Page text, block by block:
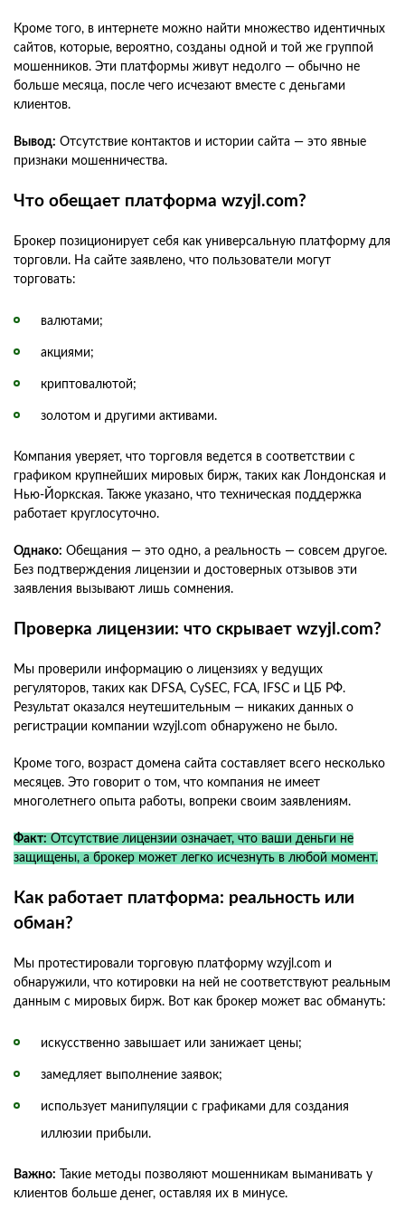
Кроме того, в интернете можно найти множество идентичных
сайтов, которые, вероятно, созданы одной и той же группой
мошенников. Эти платформы живут недолго — обычно не
больше месяца, после чего исчезают вместе с деньгами
клиентов.
Вывод: Отсутствие контактов и истории сайта — это явные
признаки мошенничества.
Что обещает платформа wzyjl.com?
Брокер позиционирует себя как универсальную платформу для
торговли. На сайте заявлено, что пользователи могут
торговать:
валютами;
акциями;
криптовалютой;
золотом и другими активами.
Компания уверяет, что торговля ведется в соответствии с
графиком крупнейших мировых бирж, таких как Лондонская и
Нью-Йоркская. Также указано, что техническая поддержка
работает круглосуточно.
Однако: Обещания — это одно, а реальность — совсем другое.
Без подтверждения лицензии и достоверных отзывов эти
заявления вызывают лишь сомнения.
Проверка лицензии: что скрывает wzyjl.com?
Мы проверили информацию о лицензиях у ведущих
регуляторов, таких как DFSA, CySEC, FCA, IFSC и ЦБ РФ.
Результат оказался неутешительным — никаких данных о
регистрации компании wzyjl.com обнаружено не было.
Кроме того, возраст домена сайта составляет всего несколько
месяцев. Это говорит о том, что компания не имеет
многолетнего опыта работы, вопреки своим заявлениям.
Факт: Отсутствие лицензии означает, что ваши деньги не
защищены, а брокер может легко исчезнуть в любой момент.
Как работает платформа: реальность или
обман?
Мы протестировали торговую платформу wzyjl.com и
обнаружили, что котировки на ней не соответствуют реальным
данным с мировых бирж. Вот как брокер может вас обмануть:
искусственно завышает или занижает цены;
замедляет выполнение заявок;
использует манипуляции с графиками для создания
иллюзии прибыли.
Важно: Такие методы позволяют мошенникам выманивать у
клиентов больше денег, оставляя их в минусе.